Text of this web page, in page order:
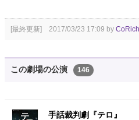
[最終更新] 2017/03/23 17:09 by
この劇場の公演 146
手話裁判劇『テロ』